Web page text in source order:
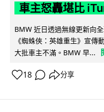
車主怒轟堪比
BMW 近日透過無線更新向
《蜘蛛俠：英雄重生》宣傳
大批車主不滿。BMW 早...
18 分享